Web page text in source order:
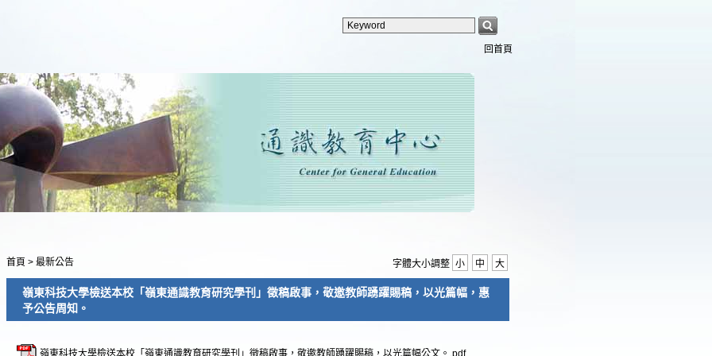
回首頁
首頁 > 最新公告 字體大小調整 小 中 大
嶺東科技大學檢送本校「嶺東通識教育研究學刊」徵稿啟事，敬邀教師踴躍賜稿，以光篇幅，惠
予公告周知。
嶺東科技大學檢送本校「嶺東通識教育研究學刊」徵稿啟事，敬邀教師踴躍賜稿，以光篇幅公文。.pdf